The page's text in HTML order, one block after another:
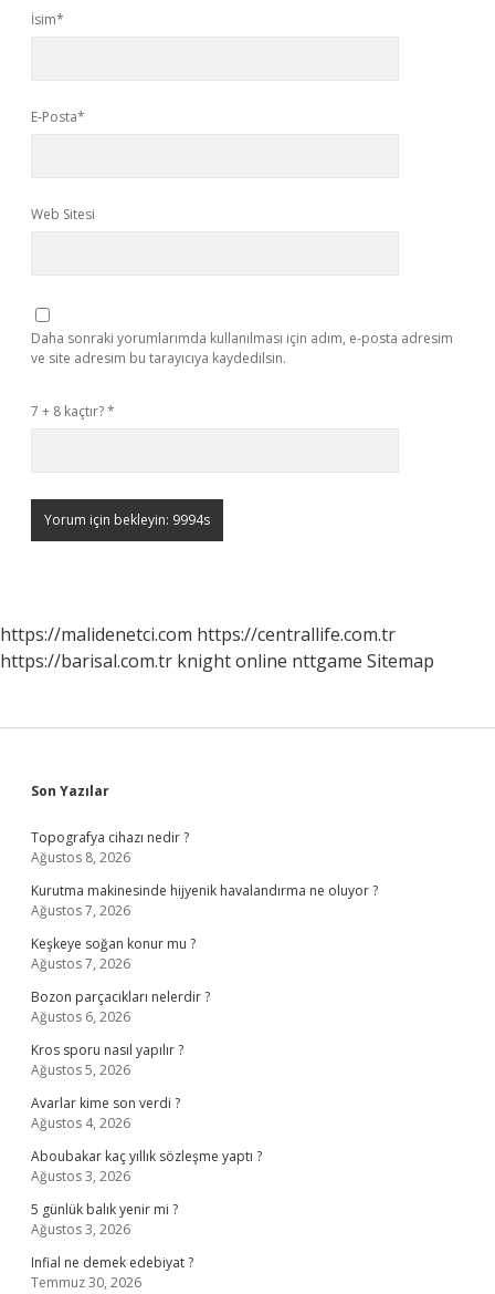
İsim*
E-Posta*
Web Sitesi
Daha sonraki yorumlarımda kullanılması için adım, e-posta adresim
ve site adresim bu tarayıcıya kaydedilsin.
7 + 8 kaçtır?*
https://malidenetci.com https://centrallife.com.tr
https://barisal.com.tr knight online nttgame Sitemap
Sidebar
Son Yazılar
Topografya cihazı nedir ?
Ağustos 8, 2026
Kurutma makinesinde hijyenik havalandırma ne oluyor ?
Ağustos 7, 2026
Keşkeye soğan konur mu ?
Ağustos 7, 2026
Bozon parçacıkları nelerdir ?
Ağustos 6, 2026
Kros sporu nasıl yapılır ?
Ağustos 5, 2026
Avarlar kime son verdi ?
Ağustos 4, 2026
Aboubakar kaç yıllık sözleşme yaptı ?
Ağustos 3, 2026
5 günlük balık yenir mi ?
Ağustos 3, 2026
Infial ne demek edebiyat ?
Temmuz 30, 2026